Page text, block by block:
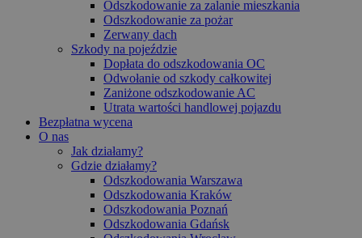
Odszkodowanie za zalanie mieszkania
Odszkodowanie za pożar
Zerwany dach
Szkody na pojeździe
Dopłata do odszkodowania OC
Odwołanie od szkody całkowitej
Zaniżone odszkodowanie AC
Utrata wartości handlowej pojazdu
Bezpłatna wycena
O nas
Jak działamy?
Gdzie działamy?
Odszkodowania Warszawa
Odszkodowania Kraków
Odszkodowania Poznań
Odszkodowania Gdańsk